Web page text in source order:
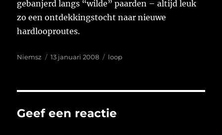
gebanjerd langs “wilde” paarden – altijd leuk
zo een ontdekkingstocht naar nieuwe
hardlooproutes.
Auteur
Niemsz
Geplaatst
13 januari 2008 Tags
loop
Geef een reactie